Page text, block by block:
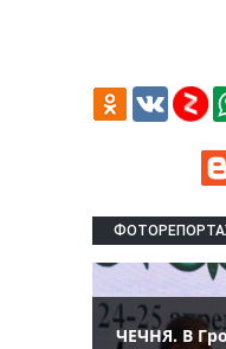
ЧЕЧНЯ. В